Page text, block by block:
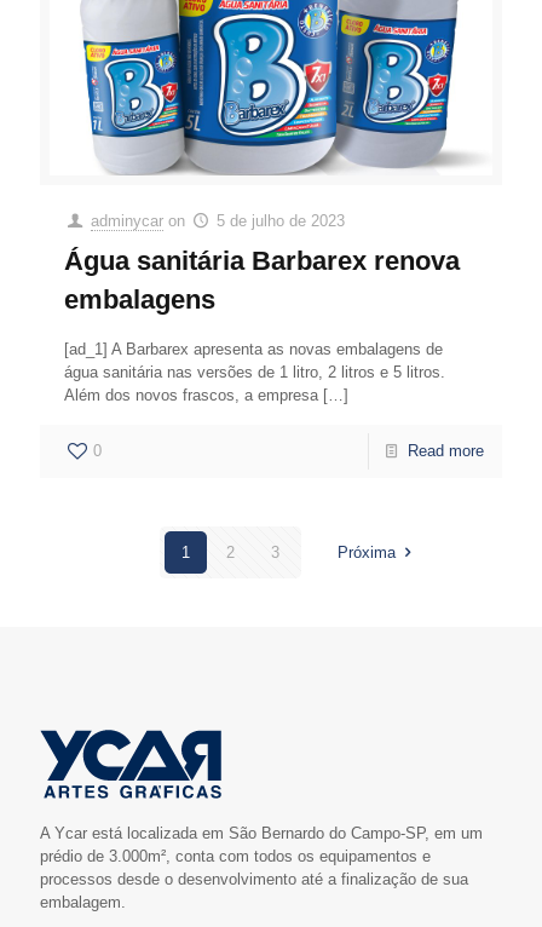
adminycar on 5 de julho de 2023
Água sanitária Barbarex renova
embalagens
[ad_1] A Barbarex apresenta as novas embalagens de
água sanitária nas versões de 1 litro, 2 litros e 5 litros.
Além dos novos frascos, a empresa […]
0 Read more
1 2 3 Próxima
A Ycar está localizada em São Bernardo do Campo-SP, em um
prédio de 3.000m², conta com todos os equipamentos e
processos desde o desenvolvimento até a finalização de sua
embalagem.